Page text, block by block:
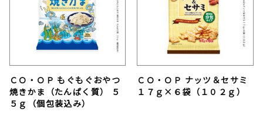
ＣＯ・ＯＰ もぐもぐおやつ
焼きかま（たんぱく質） ５
５ｇ（個包装込み）
ＣＯ・ＯＰ ナッツ＆セサミ
１７ｇ×６袋（１０２ｇ）